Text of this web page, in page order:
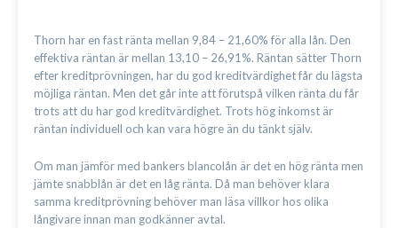
Thorn har en fast ränta mellan 9,84 – 21,60% för alla lån. Den
effektiva räntan är mellan 13,10 – 26,91%. Räntan sätter Thorn
efter kreditprövningen, har du god kreditvärdighet får du lägsta
möjliga räntan. Men det går inte att förutspå vilken ränta du får
trots att du har god kreditvärdighet. Trots hög inkomst är
räntan individuell och kan vara högre än du tänkt själv.
Om man jämför med bankers blancolån är det en hög ränta men
jämte snabblån är det en låg ränta. Då man behöver klara
samma kreditprövning behöver man läsa villkor hos olika
långivare innan man godkänner avtal.